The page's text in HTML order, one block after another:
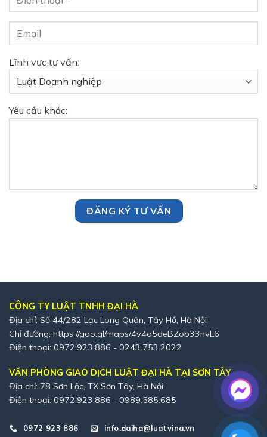
Lĩnh vực tư vấn:
Yêu cầu khác:
CÔNG TY LUẬT TNHH ĐẠI HÀ
Địa chỉ: Số 44/282 Lạc Long Quân, Tây Hồ, Hà Nội
Chỉ đường: https://goo.gl/maps/4v4o5deBZob33nvL6
Điện thoại: 0972.923.886 - 0243.753.2022
VĂN PHÒNG GIAO DỊCH LUẬT ĐẠI HÀ TẠI SƠN TÂY
Địa chỉ: 78 Sơn Lộc, TX Sơn Tây, Hà Nội
Điện thoại: 0972.923.886 - 0989.585.685
0972 923 886 info.daiha@luatvina.vn